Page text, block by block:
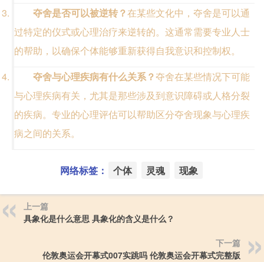
夺舍是否可以被逆转？在某些文化中，夺舍是可以通
过特定的仪式或心理治疗来逆转的。这通常需要专业人士
的帮助，以确保个体能够重新获得自我意识和控制权。
夺舍与心理疾病有什么关系？夺舍在某些情况下可能
与心理疾病有关，尤其是那些涉及到意识障碍或人格分裂
的疾病。专业的心理评估可以帮助区分夺舍现象与心理疾
病之间的关系。
网络标签： 个体 灵魂 现象
上一篇
具象化是什么意思 具象化的含义是什么？
下一篇
伦敦奥运会开幕式007实跳吗 伦敦奥运会开幕式完整版